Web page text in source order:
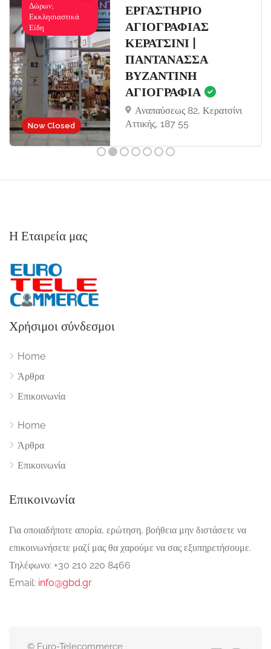
Now Closed
Δώρων,
Εκκλησιαστικά
Είδη
ΕΡΓΑΣΤΗΡΙΟ
ΑΓΙΟΓΡΑΦΙΑΣ
ΚΕΡΑΤΣΙΝΙ |
ΠΑΝΤΑΝΑΣΣΑ
ΒΥΖΑΝΤΙΝΗ
ΑΓΙΟΓΡΑΦΙΑ
Αναπαύσεως 82, Κερατσίνι
Αττικής, 187 55
Η Εταιρεία μας
Χρήσιμοι σύνδεσμοι
Home
Άρθρα
Επικοινωνία
Home
Άρθρα
Επικοινωνία
Επικοινωνία
Για οποιαδήποτε απορία, ερώτηση, βοήθεια μην διστάσετε να
επικοινωνήσετε μαζί μας θα χαρούμε να σας εξυπηρετήσουμε.
Τηλέφωνο: +30 210 220 8466
Email: info@gbd.gr
© Euro-Telecommerce